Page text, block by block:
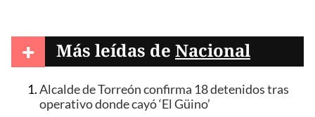
+ Más leídas de Nacional
Alcalde de Torreón confirma 18 detenidos tras
operativo donde cayó ‘El Güino’